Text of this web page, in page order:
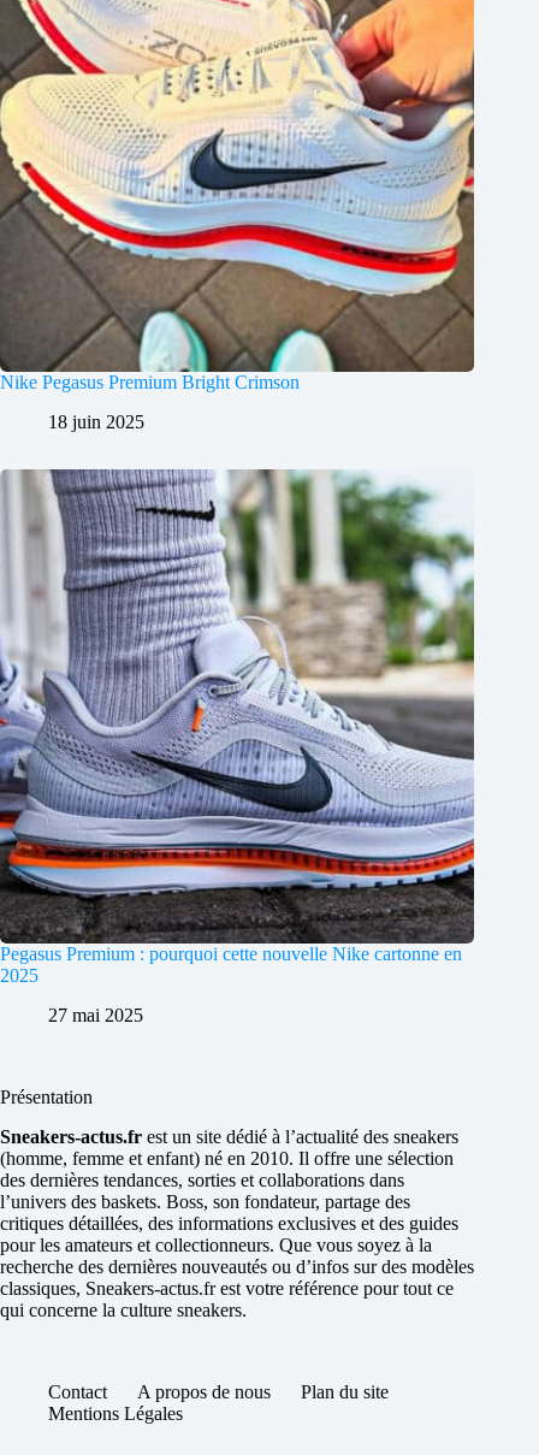
Nike Pegasus Premium Bright Crimson
18 juin 2025
Pegasus Premium : pourquoi cette nouvelle Nike cartonne en
2025
27 mai 2025
Présentation
Sneakers-actus.fr est un site dédié à l’actualité des sneakers
(homme, femme et enfant) né en 2010. Il offre une sélection
des dernières tendances, sorties et collaborations dans
l’univers des baskets. Boss, son fondateur, partage des
critiques détaillées, des informations exclusives et des guides
pour les amateurs et collectionneurs. Que vous soyez à la
recherche des dernières nouveautés ou d’infos sur des modèles
classiques, Sneakers-actus.fr est votre référence pour tout ce
qui concerne la culture sneakers.
Contact A propos de nous
Plan du site
Mentions Légales